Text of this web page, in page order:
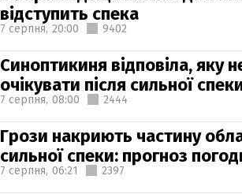
відступить спека
7 серпня, 20:00 9402
Синоптикиня відповіла, яку
очікувати після сильної
7 серпня, 08:00 2444
Грози накриють частину
сильної спеки: прогноз
7 серпня, 06:21 2397